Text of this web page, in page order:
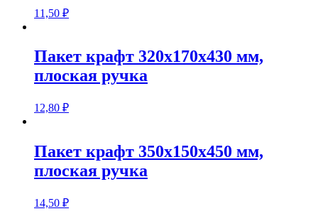
11,50 ₽
Пакет крафт 320х170х430 мм,
плоская ручка
12,80 ₽
Пакет крафт 350х150х450 мм,
плоская ручка
14,50 ₽